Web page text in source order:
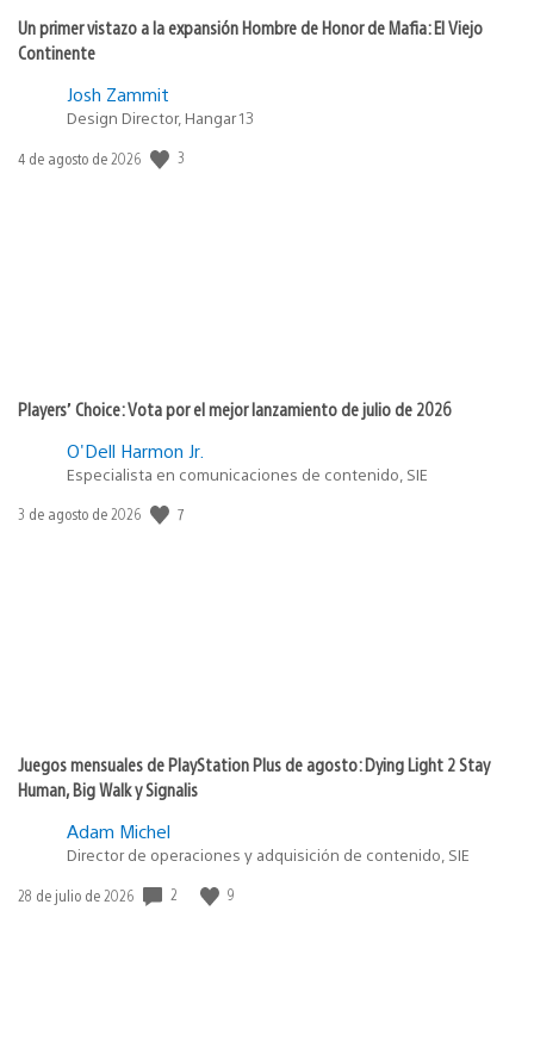
Un primer vistazo a la expansión Hombre de Honor de Mafia: El Viejo
Continente
Josh Zammit
Design Director, Hangar 13
Fecha
4 de agosto de 2026 3
Players’ Choice: Vota por el mejor lanzamiento de julio de 2026
O'Dell Harmon Jr.
Especialista en comunicaciones de contenido, SIE
Fecha
3 de agosto de 2026 7
Juegos mensuales de PlayStation Plus de agosto: Dying Light 2 Stay
Human, Big Walk y Signalis
Adam Michel
Director de operaciones y adquisición de contenido, SIE
Fecha
28 de julio de 2026 2 9